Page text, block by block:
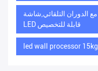
كشك الصور الآلي,كشك صور 360 مع الدوران التلقائي,شاشة
LED قابلة للتخصيص
led wall processor 15kg